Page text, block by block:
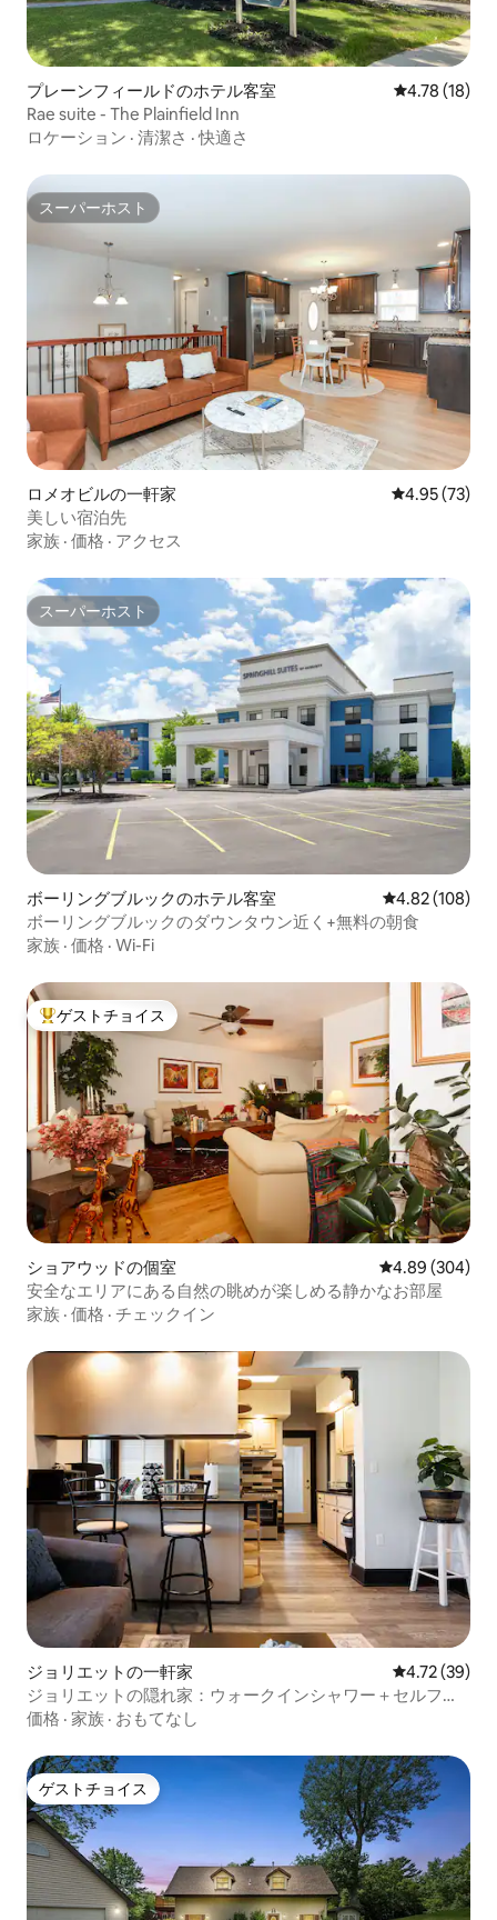
プレーンフィールドのホテル客室 レビュー18
4.78 (18)
Rae suite - The Plainfield Inn
ロケーション · 清潔さ ·快適さ
スーパーホスト
スーパーホスト
ロメオビルの一軒家 レビュー73
4.95 (73)
美しい宿泊先
家族 · 価格 · アクセス
スーパーホスト
スーパーホスト
ボーリングブルックのホテル客室 レビュー108
4.82 (108)
ボーリングブルックのダウンタウン近く+無料の朝食
家族 · 価格 · Wi-Fi
大好評のゲストチョイスです。
ゲストチョイス
ショアウッドの個室 レビュー304
4.89 (304)
安全なエリアにある自然の眺めが楽しめる静かなお部屋
家族 · 価格 · チェックイン
ジョリエットの一軒家 レビュー39
4.72 (39)
ジョリエットの隠れ家：ウォークインシャワー＋セルフチ
ェックイン
価格 · 家族 · おもてなし
ゲストチョイス
ゲストチョイス